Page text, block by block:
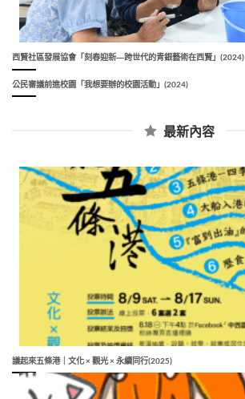
西賢社區發展協會「刻春迎新―跨世代的青銀藝術在西賢」(2024)
公民審議前進校園「我想要辦的校園活動」(2024)
最新內容
議起來五條港｜文化 × 觀光 × 永續同行(2025)